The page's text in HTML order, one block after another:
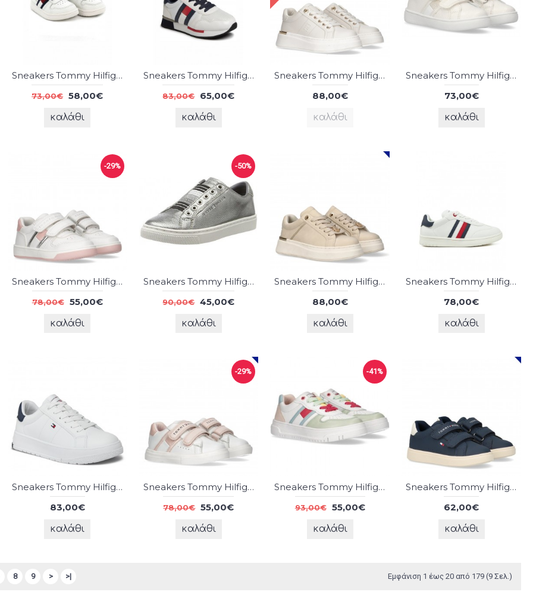
Sneakers Tommy Hilfiger
73,00€ 58,00€
καλάθι
Sneakers Tommy Hilfiger
83,00€ 65,00€
καλάθι
Sneakers Tommy Hilfiger
88,00€
καλάθι
Sneakers Tommy Hilfiger
73,00€
καλάθι
-29%
Sneakers Tommy Hilfiger
78,00€ 55,00€
καλάθι
-50%
Sneakers Tommy Hilfiger
90,00€ 45,00€
καλάθι
Sneakers Tommy Hilfiger
88,00€
καλάθι
Sneakers Tommy Hilfiger
78,00€
καλάθι
Sneakers Tommy Hilfiger
83,00€
καλάθι
-29%
Sneakers Tommy Hilfiger
78,00€ 55,00€
καλάθι
-41%
Sneakers Tommy Hilfiger
93,00€ 55,00€
καλάθι
Sneakers Tommy Hilfiger
62,00€
καλάθι
8 9 > >| Εμφάνιση 1 έως 20 από 179 (9 Σελ.)